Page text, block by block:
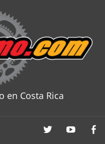
en Costa Rica